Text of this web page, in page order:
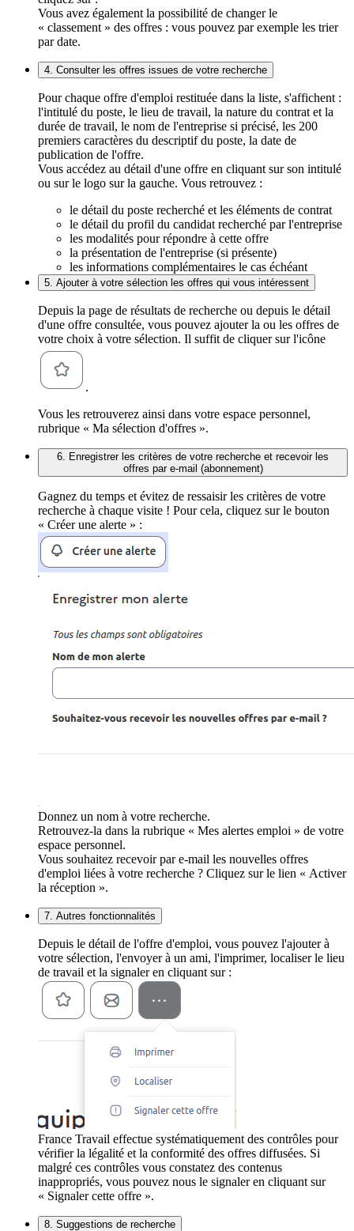
Vous avez également la possibilité de changer le
« classement » des offres : vous pouvez par exemple les trier
par date.
4. Consulter les offres issues de votre recherche
Pour chaque offre d'emploi restituée dans la liste, s'affichent :
l'intitulé du poste, le lieu de travail, la nature du contrat et la
durée de travail, le nom de l'entreprise si précisé, les 200
premiers caractères du descriptif du poste, la date de
publication de l'offre.
Vous accédez au détail d'une offre en cliquant sur son intitulé
ou sur le logo sur la gauche. Vous retrouvez :
le détail du poste recherché et les éléments de contrat
le détail du profil du candidat recherché par l'entreprise
les modalités pour répondre à cette offre
la présentation de l'entreprise (si présente)
les informations complémentaires le cas échéant
5. Ajouter à votre sélection les offres qui vous intéressent
Depuis la page de résultats de recherche ou depuis le détail
d'une offre consultée, vous pouvez ajouter la ou les offres de
votre choix à votre sélection. Il suffit de cliquer sur l'icône
.
Vous les retrouverez ainsi dans votre espace personnel,
rubrique « Ma sélection d'offres ».
6. Enregistrer les critères de votre recherche et recevoir les
offres par e-mail (abonnement)
Gagnez du temps et évitez de ressaisir les critères de votre
recherche à chaque visite ! Pour cela, cliquez sur le bouton
« Créer une alerte » :
Donnez un nom à votre recherche.
Retrouvez-la dans la rubrique « Mes alertes emploi » de votre
espace personnel.
Vous souhaitez recevoir par e-mail les nouvelles offres
d'emploi liées à votre recherche ? Cliquez sur le lien « Activer
la réception ».
7. Autres fonctionnalités
Depuis le détail de l'offre d'emploi, vous pouvez l'ajouter à
votre sélection, l'envoyer à un ami, l'imprimer, localiser le lieu
de travail et la signaler en cliquant sur :
France Travail effectue systématiquement des contrôles pour
vérifier la légalité et la conformité des offres diffusées. Si
malgré ces contrôles vous constatez des contenus
inappropriés, vous pouvez nous le signaler en cliquant sur
« Signaler cette offre ».
8. Suggestions de recherche